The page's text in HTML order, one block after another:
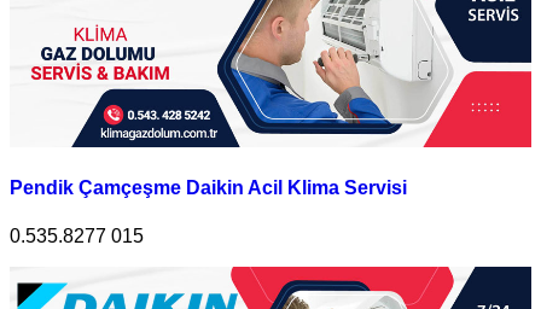
Pendik Çamçeşme Daikin Acil Klima Servisi
0.535.8277 015